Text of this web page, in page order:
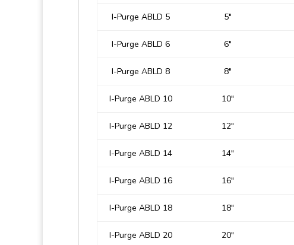
I-Purge ABLD 5 5″
I-Purge ABLD 6 6″
I-Purge ABLD 8 8″
I-Purge ABLD 10 10″
I-Purge ABLD 12 12″
I-Purge ABLD 14 14″
I-Purge ABLD 16 16″
I-Purge ABLD 18 18″
I-Purge ABLD 20 20″